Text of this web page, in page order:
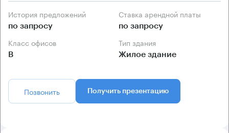
История предложений
по запросу
Ставка арендной платы
по запросу
Класс офисов
B
Тип здания
Жилое здание
Позвонить Получить презентацию